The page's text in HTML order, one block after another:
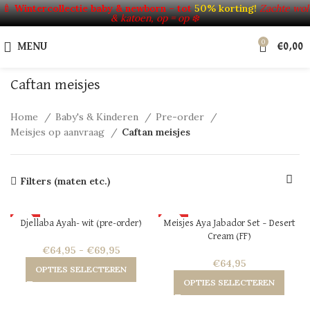
🍼Wintercollectie baby & newborn – tot50% korting! Zachte wol
& katoen, op = op ❄️
MENU 0 €0,00
Caftan meisjes
Home Baby's & Kinderen
Pre-order
Meisjes op aanvraag
Caftan meisjes
Filters (maten etc.)
HOT
Djellaba Ayah- wit (pre-order)
€64,95 - €69,95
OPTIES SELECTEREN
HOT
Meisjes Aya Jabador Set – Desert
Cream (FF)
€64,95
OPTIES SELECTEREN